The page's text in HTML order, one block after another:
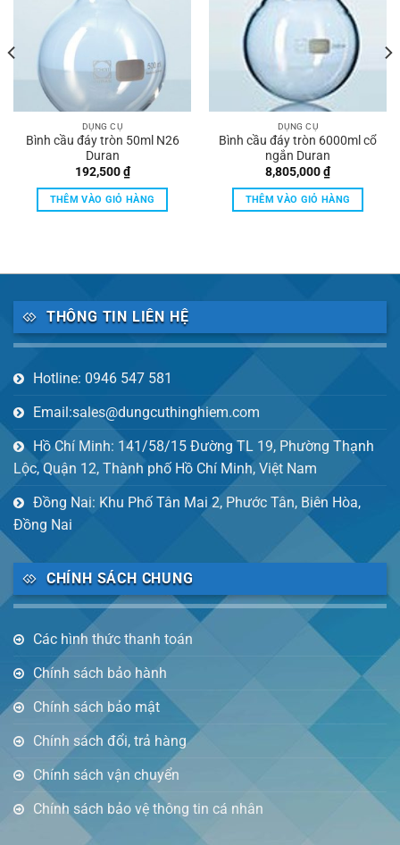
DỤNG CỤ
Bình cầu đáy tròn 50ml N26
Duran
192,500₫
THÊM VÀO GIỎ HÀNG
DỤNG CỤ
Bình cầu đáy tròn 6000ml cổ
ngắn Duran
8,805,000₫
THÊM VÀO GIỎ HÀNG
THÔNG TIN LIÊN HỆ
Hotline: 0946 547 581
Email:sales@dungcuthinghiem.com
Hồ Chí Minh: 141/58/15 Đường TL 19, Phường Thạnh
Lộc, Quận 12, Thành phố Hồ Chí Minh, Việt Nam
Đồng Nai: Khu Phố Tân Mai 2, Phước Tân, Biên Hòa,
Đồng Nai
CHÍNH SÁCH CHUNG
Các hình thức thanh toán
Chính sách bảo hành
Chính sách bảo mật
Chính sách đổi, trả hàng
Chính sách vận chuyển
Chính sách bảo vệ thông tin cá nhân